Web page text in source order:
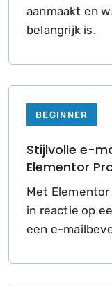
aanmaakt en
belangrijk is.
BEGINNER
Stijlvolle e-
Elementor
Met Elementor
in reactie op
een e-